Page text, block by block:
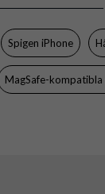
Spigen iPhone
MagSafe-kompatibla